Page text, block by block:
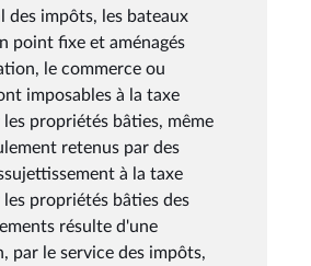
des impôts, les bateaux
point fixe et aménagés
le commerce ou
imposables à la taxe
propriétés bâties, même
retenus par des
à la taxe
propriétés bâties des
résulte d'une
par le service des impôts,